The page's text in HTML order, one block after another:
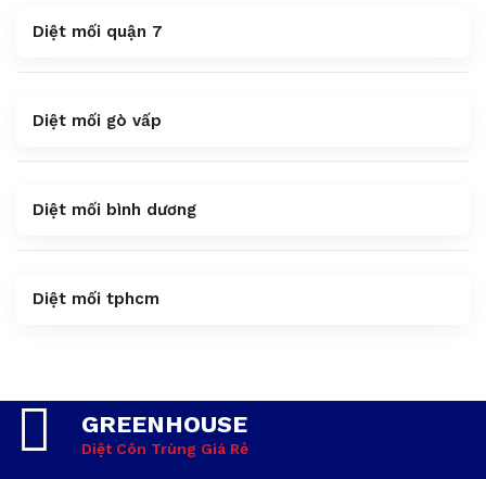
Diệt mối quận 7
Diệt mối gò vấp
Diệt mối bình dương
Diệt mối tphcm
GREENHOUSE
Diệt Côn Trùng Giá Rẻ